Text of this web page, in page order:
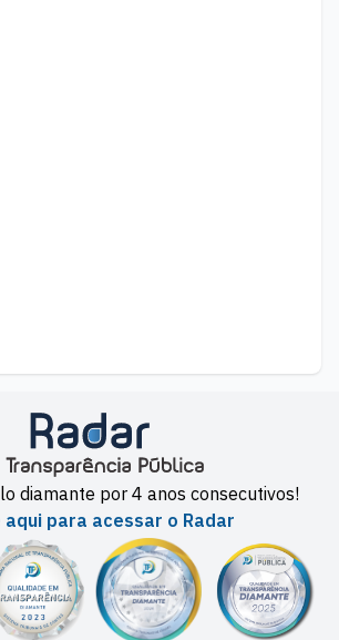
diamante por 4 anos consecutivos!
aqui para acessar o Radar